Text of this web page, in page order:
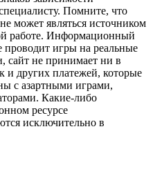
Помните, что
может являться источником
работе. Информационный
проводит игры на реальные
сайт не принимает ни в
и других платежей, которые
с азартными играми,
Какие-либо
ресурсе
исключительно в